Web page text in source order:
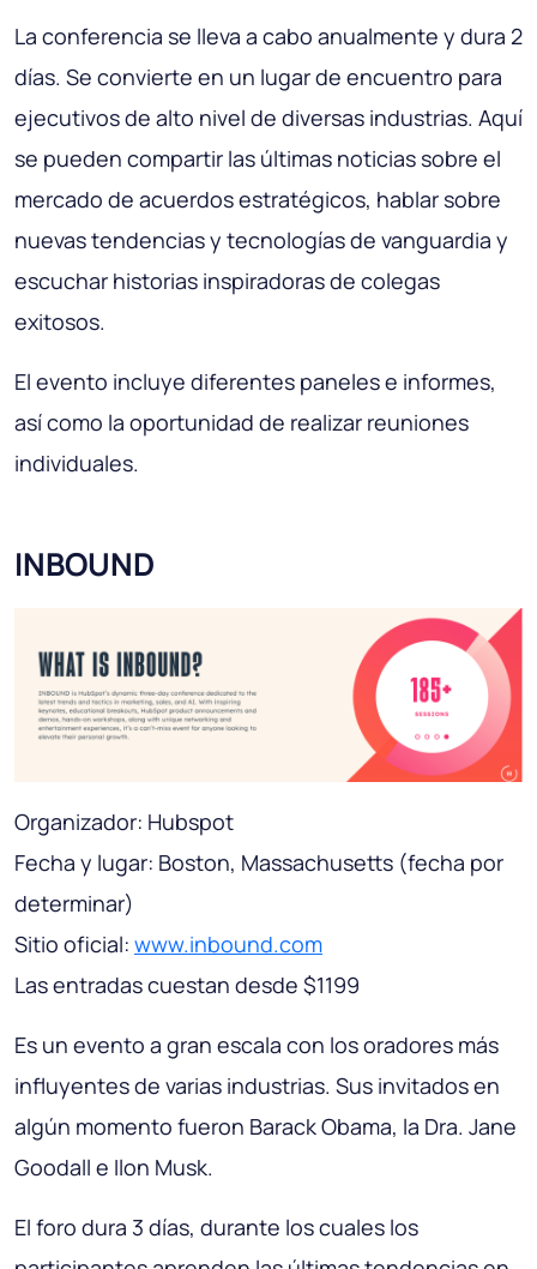
La conferencia se lleva a cabo anualmente y dura 2
días. Se convierte en un lugar de encuentro para
ejecutivos de alto nivel de diversas industrias. Aquí
se pueden compartir las últimas noticias sobre el
mercado de acuerdos estratégicos, hablar sobre
nuevas tendencias y tecnologías de vanguardia y
escuchar historias inspiradoras de colegas
exitosos.
El evento incluye diferentes paneles e informes,
así como la oportunidad de realizar reuniones
individuales.
INBOUND
Organizador: Hubspot
Fecha y lugar: Boston, Massachusetts (fecha por
determinar)
Sitio oficial: www.inbound.com
Las entradas cuestan desde $1199
Es un evento a gran escala con los oradores más
influyentes de varias industrias. Sus invitados en
algún momento fueron Barack Obama, la Dra. Jane
Goodall e Ilon Musk.
El foro dura 3 días, durante los cuales los